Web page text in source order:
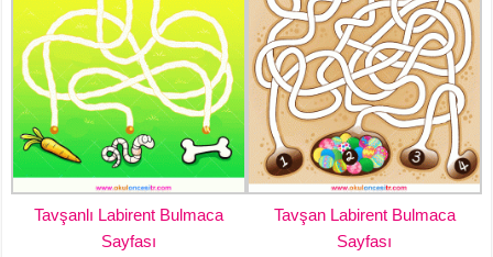
Tavşanlı Labirent Bulmaca
Sayfası
Tavşan Labirent Bulmaca
Sayfası